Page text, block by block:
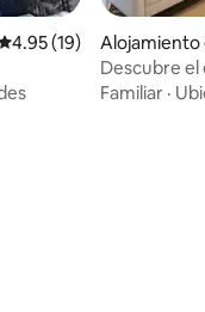
promedio:
4.95 (19)
Alojamiento
Descubre el
Amorosa
Familiar ·